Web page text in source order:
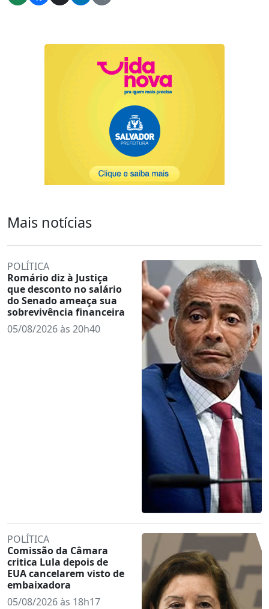
Mais notícias
POLÍTICA
Romário diz à Justiça
que desconto no salário
do Senado ameaça sua
sobrevivência financeira
05/08/2026 às 20h40
POLÍTICA
Comissão da Câmara
critica Lula depois de
EUA cancelarem visto de
embaixadora
05/08/2026 às 18h17